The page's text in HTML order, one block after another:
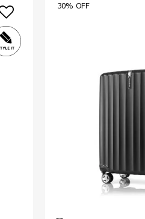
30% OFF